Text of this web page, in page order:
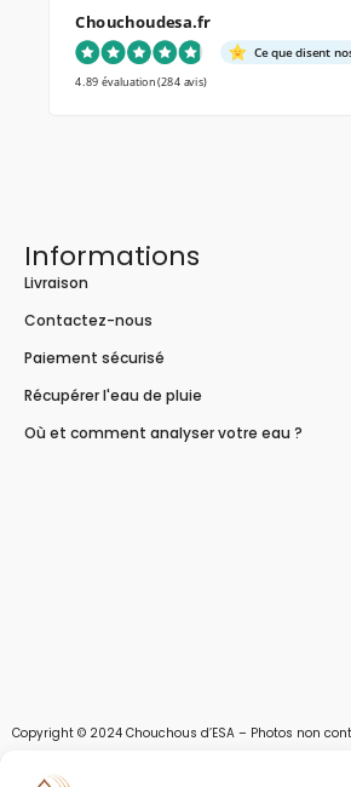
Chouchoudesa.fr
Ce que disent
4.89 évaluation(284 avis)
Informations
Livraison
Contactez-nous
Paiement sécurisé
Récupérer l'eau de pluie
Où et comment analyser votre eau ?
Copyright © 2024 Chouchous d’ESA – Photos non
Les chouchous d’Esa vous apportent toutes les